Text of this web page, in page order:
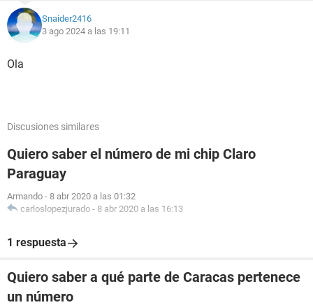
Snaider2416
3 ago 2024 a las 19:11
Ola
Discusiones similares
Quiero saber el número de mi chip Claro
Paraguay
Armando - 8 abr 2020 a las 01:32
carloslopezjurado - 8 abr 2020 a las 16:13
1 respuesta
Quiero saber a qué parte de Caracas pertenece
un número